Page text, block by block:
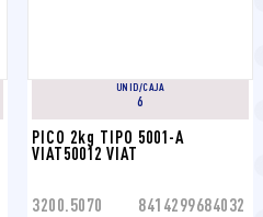
UNID/CAJA
6
PICO 2kg TIPO 5001-A
VIAT50012 VIAT
3200.5070 8414299684032